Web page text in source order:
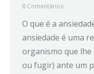
8 Comentários
O que é a
ansiedade é uma
organismo que
ou fugir) ante um